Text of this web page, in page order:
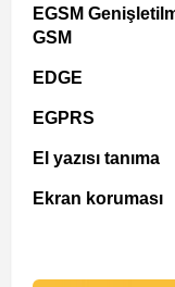
EGSM
GSM
EDGE
EGPRS
El yazısı tanıma
Ekran koruması